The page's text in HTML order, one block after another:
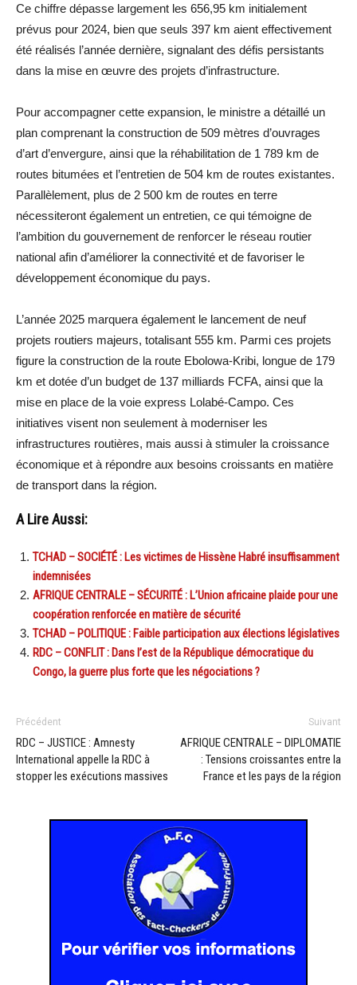
Ce chiffre dépasse largement les 656,95 km initialement
prévus pour 2024, bien que seuls 397 km aient effectivement
été réalisés l’année dernière, signalant des défis persistants
dans la mise en œuvre des projets d’infrastructure.
Pour accompagner cette expansion, le ministre a détaillé un
plan comprenant la construction de 509 mètres d’ouvrages
d’art d’envergure, ainsi que la réhabilitation de 1 789 km de
routes bitumées et l’entretien de 504 km de routes existantes.
Parallèlement, plus de 2 500 km de routes en terre
nécessiteront également un entretien, ce qui témoigne de
l’ambition du gouvernement de renforcer le réseau routier
national afin d’améliorer la connectivité et de favoriser le
développement économique du pays.
L’année 2025 marquera également le lancement de neuf
projets routiers majeurs, totalisant 555 km. Parmi ces projets
figure la construction de la route Ebolowa-Kribi, longue de 179
km et dotée d’un budget de 137 milliards FCFA, ainsi que la
mise en place de la voie express Lolabé-Campo. Ces
initiatives visent non seulement à moderniser les
infrastructures routières, mais aussi à stimuler la croissance
économique et à répondre aux besoins croissants en matière
de transport dans la région.
A Lire Aussi:
TCHAD – SOCIÉTÉ : Les victimes de Hissène Habré insuffisamment
indemnisées
AFRIQUE CENTRALE – SÉCURITÉ : L’Union africaine plaide pour une
coopération renforcée en matière de sécurité
TCHAD – POLITIQUE : Faible participation aux élections législatives
RDC – CONFLIT : Dans l’est de la République démocratique du
Congo, la guerre plus forte que les négociations ?
Précédent
RDC – JUSTICE : Amnesty
International appelle la RDC à
stopper les exécutions massives
Suivant
AFRIQUE CENTRALE – DIPLOMATIE
: Tensions croissantes entre la
France et les pays de la région